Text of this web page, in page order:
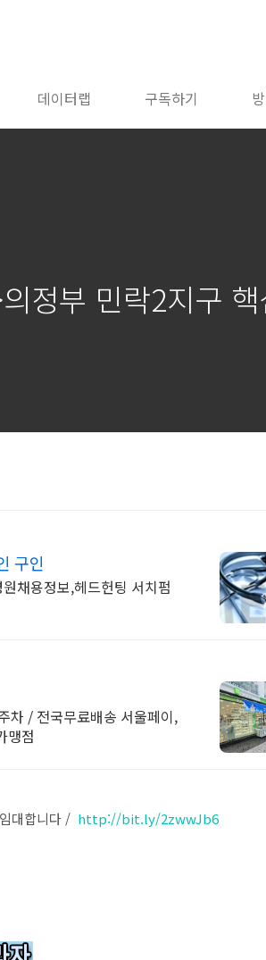
데이터랩 구독하기
정부 민락2지구
구인
채용정보,헤드헌팅 서치펌
무료배송 서울페이,
맹점
대합니다 / http://bit.ly/2zwwJb6